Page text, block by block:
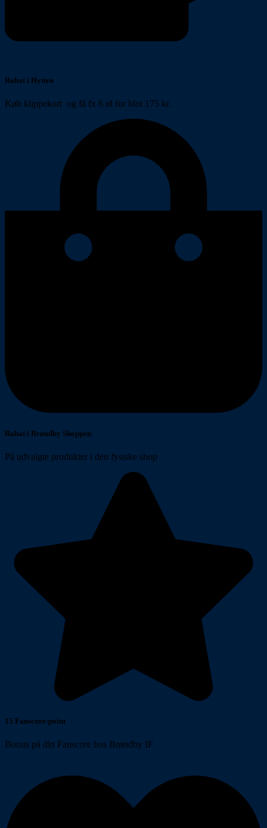
Rabat i Hytten
Køb klippekort og få fx 6 øl for blot 175 kr.
Rabat i Brøndby Shoppen
På udvalgte produkter i den fysiske shop
15 Fanscore-point
Bonus på din Fanscore hos Brøndby IF